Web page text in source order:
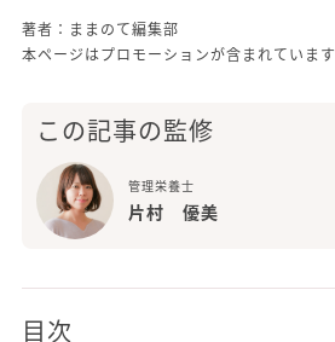
著者：ままのて編集部
本ページはプロモーションが含まれています
この記事の監修
管理栄養士
片村 優美
目次